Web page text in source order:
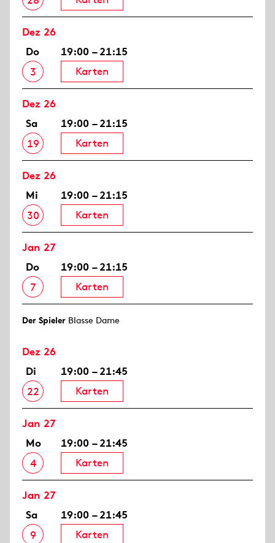
Dez 26
Do
3
19:00 – 21:15
Karten
Dez 26
Sa
19
19:00 – 21:15
Karten
Dez 26
Mi
30
19:00 – 21:15
Karten
Jan 27
Do
7
19:00 – 21:15
Karten
Der Spieler Blasse Dame
Dez 26
Di
22
19:00 – 21:45
Karten
Jan 27
Mo
4
19:00 – 21:45
Karten
Jan 27
Sa
9
19:00 – 21:45
Karten